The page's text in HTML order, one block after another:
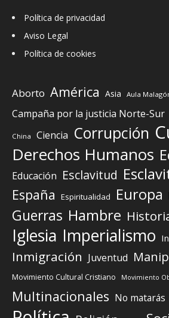
Política de privacidad
Aviso Legal
Política de cookies
Aborto América Asia Aula
Campaña por la justicia Norte-Sur
China Ciencia Corrupción
Derechos Humanos
Educación Esclavitud
España Espiritualidad Europa
Guerras Hambre
Iglesia Imperialismo
Inmigración Juventud
Movimiento Cultural Cristiano Movimiento
Multinacionales No matarás